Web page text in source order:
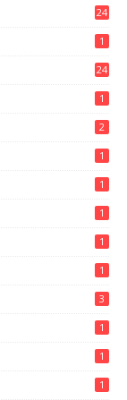
24
1
24
1
2
1
1
1
1
1
3
1
1
1